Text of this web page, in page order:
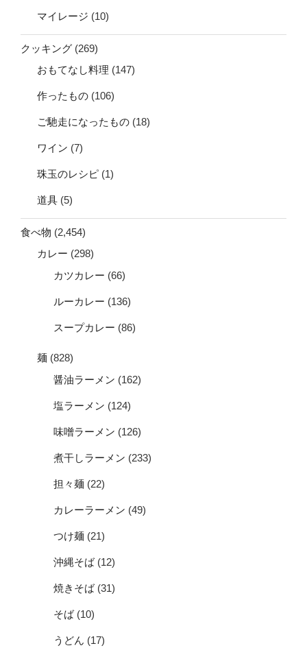
マイレージ (10)
クッキング (269)
おもてなし料理 (147)
作ったもの (106)
ご馳走になったもの (18)
ワイン (7)
珠玉のレシピ (1)
道具 (5)
食べ物 (2,454)
カレー (298)
カツカレー (66)
ルーカレー (136)
スープカレー (86)
麺 (828)
醤油ラーメン (162)
塩ラーメン (124)
味噌ラーメン (126)
煮干しラーメン (233)
担々麺 (22)
カレーラーメン (49)
つけ麺 (21)
沖縄そば(12)
焼きそば(31)
そば(10)
うどん (17)